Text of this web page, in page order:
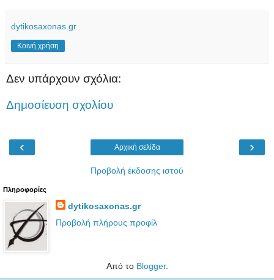
dytikosaxonas.gr
Κοινή χρήση
Δεν υπάρχουν σχόλια:
Δημοσίευση σχολίου
‹ ›
Αρχική σελίδα
Προβολή έκδοσης ιστού
Πληροφορίες
dytikosaxonas.gr
Προβολή πλήρους προφίλ
Από το Blogger.